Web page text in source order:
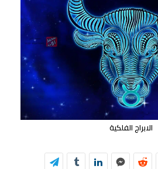
الابراج الفلكية